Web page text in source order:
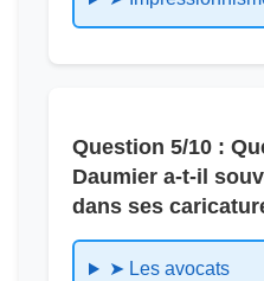
Question 5/10 :
Daumier a-t-il
dans ses
➤ Les avocats